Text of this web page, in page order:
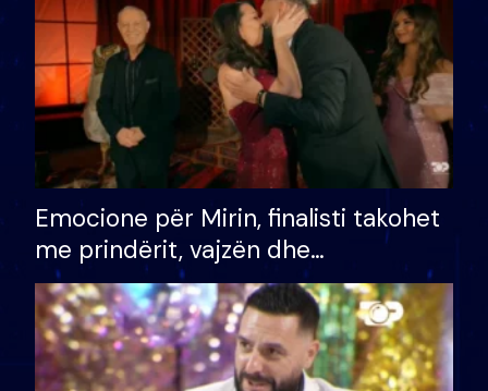
Emocione për Mirin, finalisti takohet
me prindërit, vajzën dhe
bashkëshorten: S’kemi ndonjë letër
divorci apo jo?